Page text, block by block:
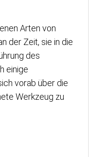
Arten von
der Zeit, sie in die
des
einige
vorab über die
Werkzeug zu